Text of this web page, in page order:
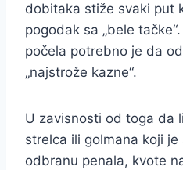
dobitaka stiže svaki put
pogodak sa „bele
počela potrebno je da
„najstrože kazne“.
U zavisnosti od toga da
strelca ili golmana koji je
odbranu penala, kvote